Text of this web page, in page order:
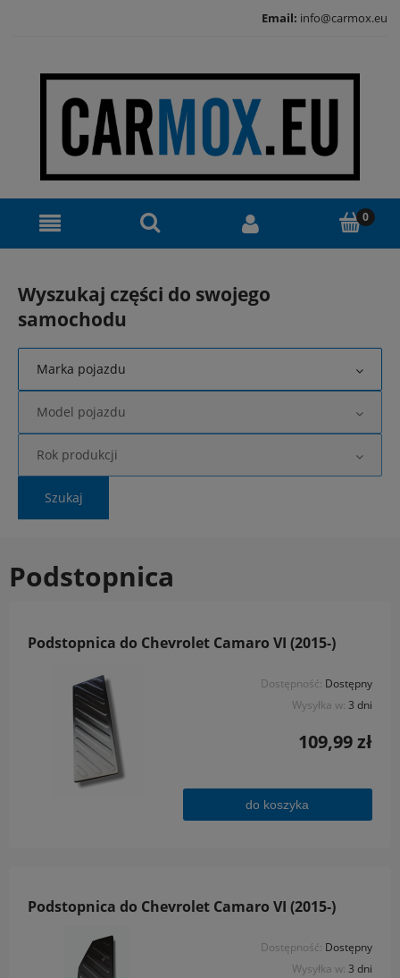
Email: info@carmox.eu
Wyszukaj części do swojego
samochodu
Marka pojazdu
Model pojazdu
Rok produkcji
Szukaj
Podstopnica
Podstopnica do Chevrolet Camaro VI (2015-)
Dostępność: Dostępny
Wysyłka w: 3 dni
109,99 zł
do koszyka
Podstopnica do Chevrolet Camaro VI (2015-)
Dostępność: Dostępny
Wysyłka w: 3 dni